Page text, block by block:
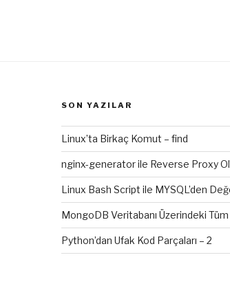
SON YAZILAR
Linux’ta Birkaç Komut – find
nginx-generator ile Reverse Proxy
Linux Bash Script ile MYSQL’den
MongoDB Veritabanı Üzerindeki Tüm
Python’dan Ufak Kod Parçaları – 2